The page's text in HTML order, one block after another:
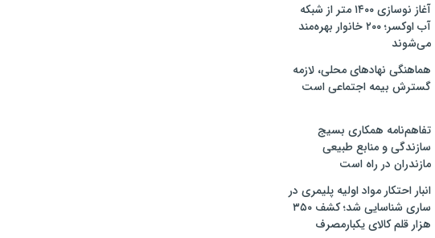
آغاز نوسازی ۱۴۰۰ متر از شبکه
آب اوکسر؛ ۲۰۰ خانوار بهره‌مند
می‌شوند
هماهنگی نهادهای محلی، لازمه
گسترش بیمه اجتماعی است
تفاهم‌نامه همکاری بسیج
سازندگی و منابع طبیعی
مازندران در راه است
انبار احتکار مواد اولیه پلیمری در
ساری شناسایی شد؛ کشف ۳۵۰
هزار قلم کالای یکبارمصرف